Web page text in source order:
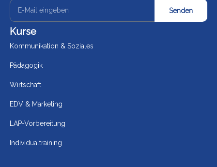
Senden
Kurse
Kommunikation & Soziales
Pädagogik
Wirtschaft
EDV & Marketing
LAP-Vorbereitung
Individualtraining